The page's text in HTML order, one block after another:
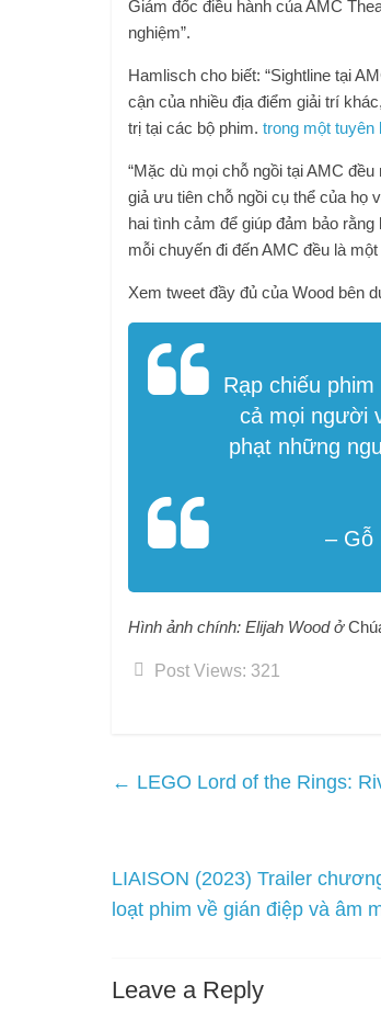
Giám đốc điều hành của AMC
nghiệm”.
Hamlisch cho biết: “Sightline tại
cận của nhiều địa điểm giải trí
trị tại các bộ phim. trong một tuyên
“Mặc dù mọi chỗ ngồi tại AMC
giả ưu tiên chỗ ngồi cụ thể của họ
hai tình cảm để giúp đảm bảo
mỗi chuyến đi đến AMC đều là
Xem tweet đầy đủ của Wood bên
Rạp chiếu
cả mọi người
phạt những
– Gỗ
Hình ảnh chính: Elijah Wood ở
Post Views: 321
← LEGO Lord of the Rings:
LIAISON (2023) Trailer
loạt phim về gián điệp và âm
Leave a Reply